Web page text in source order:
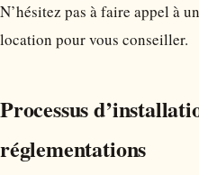
N’hésitez pas à faire appel à
location pour vous conseiller.
Processus
réglementations